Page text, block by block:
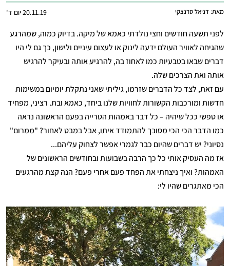
20.11.19 יום ד' מאת: דניאל סרנצקי
לפני תשעה חודשים וחצי נולדתי כאמא של מיקה. בדיוק כמוה, שמהרגע
שהגיחה לאוויר העולם ידעה לינוק או לעצום עיניים ולישון, כך גם לי היו
דברים שבאו בטבעיות כמו לאחוז בה, להרגיע אותה ובעיקר להרגיש
אותה ואת הצרכים שלה.
עם זאת, לצד כל הדברים שזרמו, גיליתי שאני נתקלת יומיום במשימות
חדשות ומורכבות הקשורות לחוויות שלנו ביחד, כאמא ובת. רציני, מפחיד
או טפשי ככל שיהיה – כל דבר באמהות הטרייה בפעם הראשונה נראה
כמו הדבר הכי הכי מסובך להתמודד איתו, אבל במבט לאחור? "ממרום"
נסיוני? יש דברים שהיום כבר לגמרי אפשר לצחוק עליהם...
אז מה העסיק אותי כל כך הרבה בשבועות ובחודשים הראשונים של
האמהות? ואיך ניצחתי את הפחד פעם אחרי פעם? הנה קצת מהרגעים
הכי מאתגרים שהיו לי: